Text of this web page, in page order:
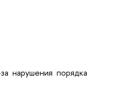
нарушения порядка